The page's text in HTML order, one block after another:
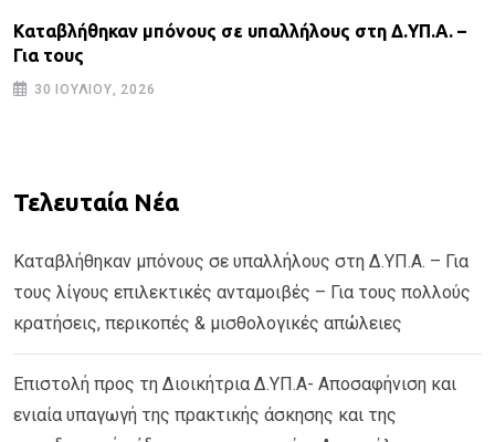
Καταβλήθηκαν μπόνους σε υπαλλήλους στη Δ.ΥΠ.Α. –
Για τους
30 ΙΟΥΛΊΟΥ, 2026
Τελευταία Νέα
Καταβλήθηκαν μπόνους σε υπαλλήλους στη Δ.ΥΠ.Α. – Για
τους λίγους επιλεκτικές ανταμοιβές – Για τους πολλούς
κρατήσεις, περικοπές & μισθολογικές απώλειες
Επιστολή προς τη Διοικήτρια Δ.ΥΠ.Α- Αποσαφήνιση και
ενιαία υπαγωγή της πρακτικής άσκησης και της